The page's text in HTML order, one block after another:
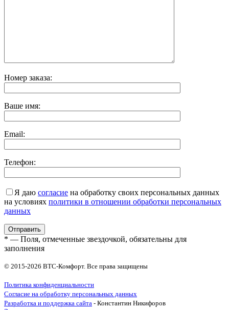
Номер заказа:
Ваше имя:
Email:
Телефон:
Я даю согласие на обработку своих персональных данных
на условиях политики в отношении обработки персональных
данных
* — Поля, отмеченные звездочкой, обязательны для
заполнения
© 2015-2026 ВТС-Комфорт. Все права защищены
Политика конфиденциальности
Согласие на обработку персональных данных
Разработка и поддержка сайта - Константин Никифоров